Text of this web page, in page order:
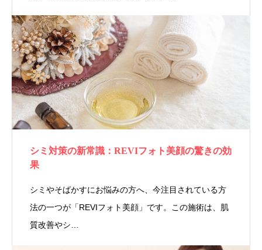
シミ対策の新常識：REVIフォト美顔の驚きの効
果
シミやそばかすにお悩みの方へ、今注目されている方
法の一つが「REVIフォト美顔」です。この施術は、肌
質改善やシ…